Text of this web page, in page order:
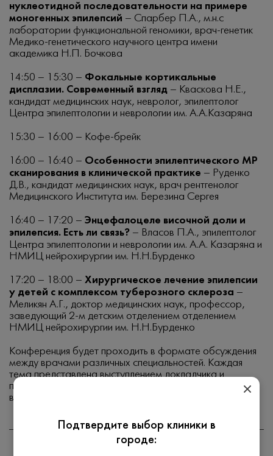
нуклеотидной последовательности на примере
моногенных эпилепсий – Спарбер П.А., м.н.с
лаборатории функциональной геномики, врач-генетик
Медико-генетического научного центра имени
академика Н.П. Бочкова
14:50 – 15:30 – Фокальные кортикальные
дисплазии. Современный взгляд – Кваскова Н.Е.,
кандидат медицинских наук, невролог, эпилептолог
Центра эпилептологии и неврологии им. А.А.Казаряна
15:30 – 16:00 – Кофе-брейк
16:00 – 16:40 – Особенности эпилептического МР
сканирования в клинической практике – Руденко
Д.В., кандидат медицинских наук, врач рентгенолог
Медицинского Института им. Березина Сергея
16:40 – 17:20 – Энцефалоцеле височной доли и
эпилепсия. Есть ли связь? – Власов П.А., эпилептолог
Центра эпилептологии и неврологии им. А.А. Казаряна и
НМИЦ нейрохирургии им. Н.Н.Бурденко
17:20 – 18:00 – Хирургическое лечение эпилепсии
у детей с комплексом туберозного склероза –
Меликян А.Г., доктор медицинских наук, профессор,
заведующий 2-м детским отделением отделением
НМИЦ нейрохирургии им. Н.Н.Бурденко
Конференция будет проходить в формате обсуждения
между врачами различных специальностей. Каждая
тема представлена выступлением докладчика и
последующей развернутой дискуссией. Будем рады
встретиться с Вами и услышать Вашу точку зрения.
Подтвердите выбор клиники в
городе: